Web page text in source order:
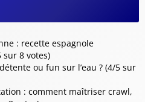
: recette espagnole
8 votes)
ou fun sur l’eau ? (4/5 sur
: comment maîtriser crawl,